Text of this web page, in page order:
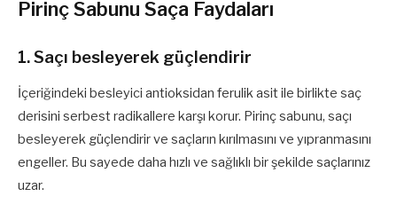
Pirinç Sabunu Saça Faydaları
1. Saçı besleyerek güçlendirir
İçeriğindeki besleyici antioksidan ferulik asit ile birlikte saç
derisini serbest radikallere karşı korur. Pirinç sabunu, saçı
besleyerek güçlendirir ve saçların kırılmasını ve yıpranmasını
engeller. Bu sayede daha hızlı ve sağlıklı bir şekilde saçlarınız
uzar.